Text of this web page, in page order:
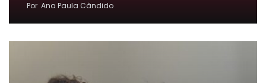
Por Ana Paula Cândido